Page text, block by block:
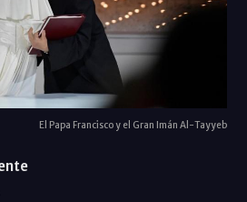
El Papa Francisco y el Gran Imán Al-Tayyeb